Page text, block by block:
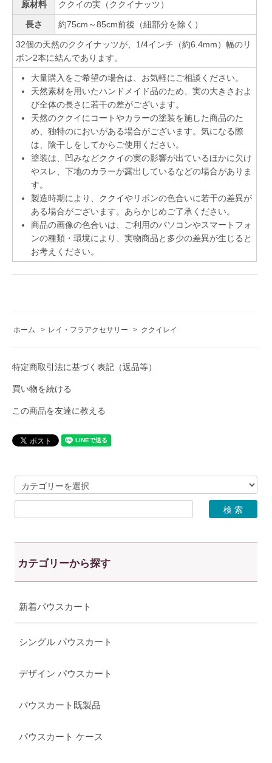
原材料 ククイの実（ククイナッツ）
長さ 約75cm～85cm前後（紐部分を除く）
32個の天然のククイナッツが、1/4インチ（約6.4mm）幅のリ
ボン2本に結んであります。
大量購入をご希望の場合は、お気軽にご相談ください。
天然素材を用いたハンドメイド品のため、実の大きさおよ
び全体の長さに若干の差がございます。
天然のククイにコートやカラーの塗装を施した商品のた
め、独特のにおいがある場合がございます。気になる際
は、陰干しをしてからご使用ください。
塗装は、凹みなどククイの実の影響が出ているほかに欠け
やスレ、下地のカラーが露出しているなどの場合がありま
す。
製造時期により、ククイやリボンの色合いに若干の差異が
ある場合がございます。あらかじめご了承ください。
商品の画像の色合いは、ご利用のパソコンやスマートフォ
ンの種類・環境により、実物商品と多少の差異が生じると
お考えください。
ホーム > レイ・フラアクセサリー > ククイレイ
特定商取引法に基づく表記（返品等）
買い物を続ける
この商品を友達に教える
カテゴリーから探す
新着パウスカート
シングル パウスカート
デザイン パウスカート
パウスカート既製品
パウスカート ケース